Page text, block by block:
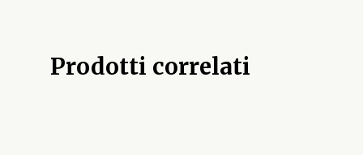
Prodotti correlati